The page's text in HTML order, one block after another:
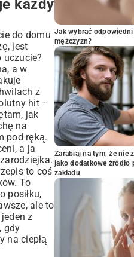
każdy
do domu
jest
uczucie?
a w
z
hit –
jak
na
pod ręką.
a ja
to coś
To
posiłku,
ale to
z
gdy
na ciepłą
Jak wybrać
mężczyzn?
Zarabiaj na tym, że nie
jako dodatkowe
zakładu